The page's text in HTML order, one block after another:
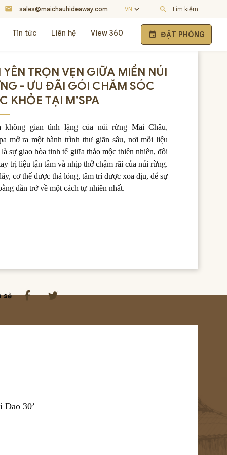
mail sales@maichauhideaway.com VN keyboard_arrow_down search Tìm kiếm
Tin tức Liên hệ View 360 event ĐẶT PHÒNG
YÊN TRỌN VẸN GIỮA MIỀN NÚI
- ƯU ĐÃI GÓI CHĂM SÓC
KHỎE TẠI M’SPA
không gian tĩnh lặng của núi rừng Mai Châu,
mở ra một hành trình thư giãn sâu, nơi mỗi liệu
sự giao hòa tinh tế giữa thảo mộc thiên nhiên, đôi
trị liệu tận tâm và nhịp thở chậm rãi của núi rừng.
cơ thể được thả lỏng, tâm trí được xoa dịu, để sự
dần trở về một cách tự nhiên nhất.
sẻ
Dao 30’